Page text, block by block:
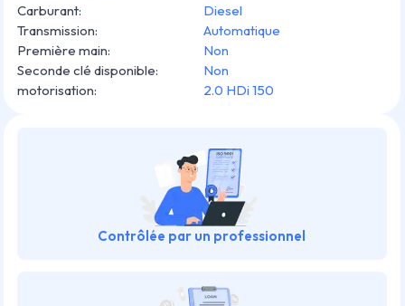
Carburant:
Diesel
Transmission:
Automatique
Première main:
Non
Seconde clé disponible:
Non
motorisation: 2.0 HDi 150
Contrôlée par un professionnel